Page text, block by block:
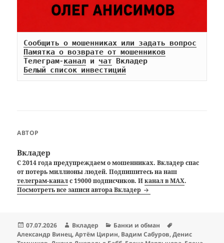
Сообщить о мошенниках или задать вопрос
Памятка о возврате от мошенников
Телеграм-канал и чат
Белый список инвестиций
АВТОР
Вкладер
С 2014 года предупреждаем о мошенниках. Вкладер спас
от потерь миллионы людей. Подпишитесь на наш
телеграм-каналс 19000 подписчиков. Иканал в MAX.
Посмотреть все записи автора Вкладер
Опубликовано
07.07.2026 Автор
Вкладер Рубрики
Банки и обман
Александр Винец,Артём Цирин, Вадим Сабуров,Денис